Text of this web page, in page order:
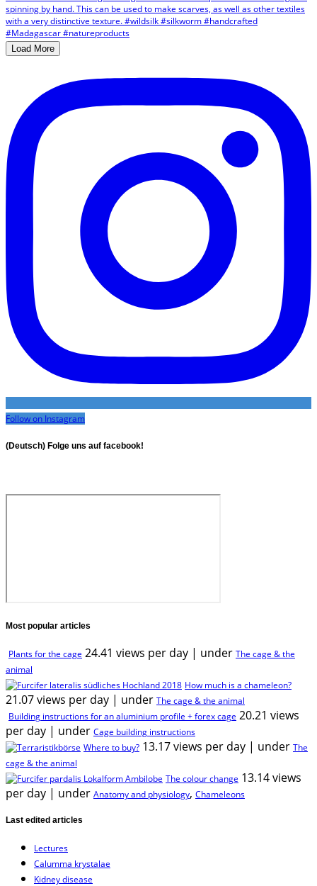
Load More
Follow on Instagram
(Deutsch) Folge uns auf facebook!
Most popular articles
Plants for the cage 24.41 views per day | under The cage & the
animal
How much is a chameleon?
21.07 views per day | under The cage & the animal
Building instructions for an aluminium profile + forex cage 20.21 views
per day | under Cage building instructions
Where to buy? 13.17 views per day | under The
cage & the animal
The colour change 13.14 views
per day | under Anatomy and physiology, Chameleons
Last edited articles
Lectures
Calumma krystalae
Kidney disease